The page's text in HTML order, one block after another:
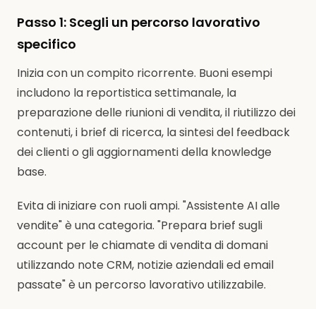
Passo 1: Scegli un percorso lavorativo
specifico
Inizia con un compito ricorrente. Buoni esempi
includono la reportistica settimanale, la
preparazione delle riunioni di vendita, il riutilizzo dei
contenuti, i brief di ricerca, la sintesi del feedback
dei clienti o gli aggiornamenti della knowledge
base.
Evita di iniziare con ruoli ampi. "Assistente AI alle
vendite" è una categoria. "Prepara brief sugli
account per le chiamate di vendita di domani
utilizzando note CRM, notizie aziendali ed email
passate" è un percorso lavorativo utilizzabile.